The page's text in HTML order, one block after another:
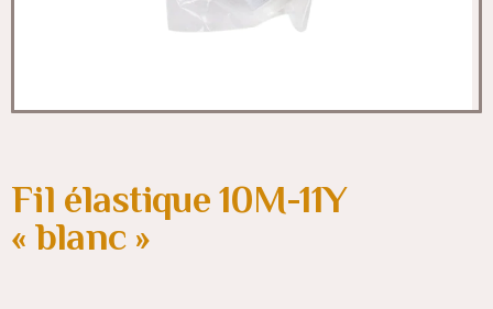
Fil élastique 10M-11Y
« blanc »